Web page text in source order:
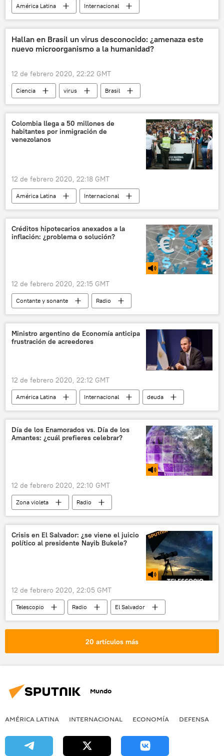
América Latina
Internacional
Mercosur
Argentina
Brasil
noticias
Hallan en Brasil un virus desconocido: ¿amenaza este
nuevo microorganismo a la humanidad?
12 de febrero 2020, 22:22 GMT
Ciencia virus
Brasil
noticias
Colombia llega a 50 millones de
habitantes por inmigración de
venezolanos
12 de febrero 2020, 22:18 GMT
América Latina
Internacional
Colombia
Venezuela
noticias
migración
Créditos hipotecarios anexados a la
inflación: ¿problema o solución?
12 de febrero 2020, 22:15 GMT
Contante y sonante
Radio
Argentina
créditos hipotecarios
Ministerio de Economía de Argentina
Alberto Fernández
hipoteca
Ministro argentino de Economía anticipa
frustración de acreedores
12 de febrero 2020, 22:12 GMT
América Latina Internacional
deuda
Argentina
Martín Guzmán noticias
Día de los Enamorados vs. Día de los
Amantes: ¿cuál prefieres celebrar?
12 de febrero 2020, 22:10 GMT
Zona violeta
Radio
Día de San Valentín
San Valentín
Día de los Enamorados
amante
citas
aplicaciones amor
Crisis en El Salvador: ¿se viene el juicio
político al presidente Nayib Bukele?
12 de febrero 2020, 22:05 GMT
Telescopio Radio
El Salvador
Nayib Bukele
préstamo
seguridad
20 artículos más
Mundo
AMÉRICA LATINA INTERNACIONAL ECONOMÍA DEFENSA